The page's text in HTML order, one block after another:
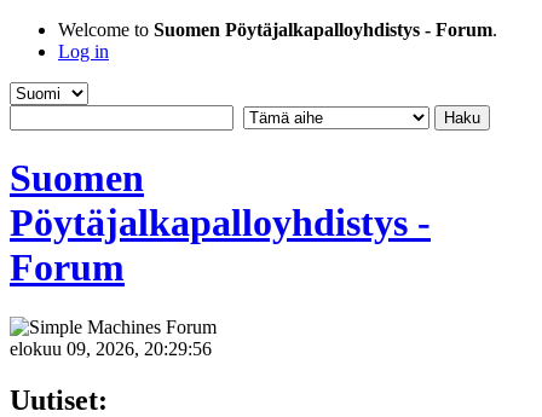
Welcome to Suomen Pöytäjalkapalloyhdistys - Forum.
Log in
Suomen
Pöytäjalkapalloyhdistys -
Forum
elokuu 09, 2026, 20:29:56
Uutiset: